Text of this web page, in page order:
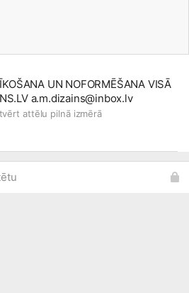
UN NOFORMĒŠANA VISĀ
a.m.dizains@inbox.lv
attēlu pilnā izmērā